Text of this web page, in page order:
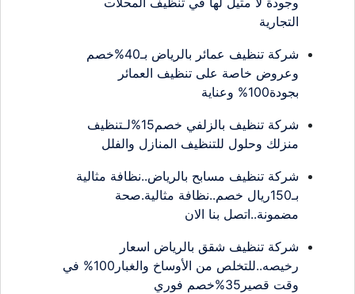
التجارية
شركة تنظيف عمائر بالرياض بـ40%خصم
وعروض خاصة على تنظيف العمائر
بجودة100% وعناية
شركة تنظيف بالزلفي خصم15%لـتنظيف
منزلك وحلول للتنظيف المنازل والفلل
شركة تنظيف مسابح بالرياض..نظافة مثالية
بـ150ريال خصم..نظافة مثالية.صحة
مضمونة..اتصل بنا الان
شركة تنظيف شقق بالرياض اسعار
رخيصه..للتخلص من الأوساخ والغبار100% في
وقت قصير35%خصم فوري